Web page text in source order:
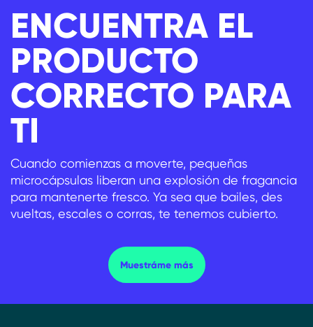
ENCUENTRA EL
PRODUCTO
CORRECTO PARA
TI
Cuando comienzas a moverte, pequeñas
microcápsulas liberan una explosión de fragancia
para mantenerte fresco. Ya sea que bailes, des
vueltas, escales o corras, te tenemos cubierto.
Muestráme másENCUENTRA EL